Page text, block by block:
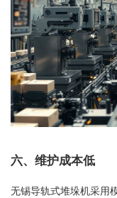
六、维护成本低
无锡导轨式堆垛机采用